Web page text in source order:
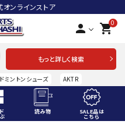
ンラインストア
person 0
shopping_cart
もっと詳しく検索
ミントンシューズ AKTR
読み物 SALE品は
こちら